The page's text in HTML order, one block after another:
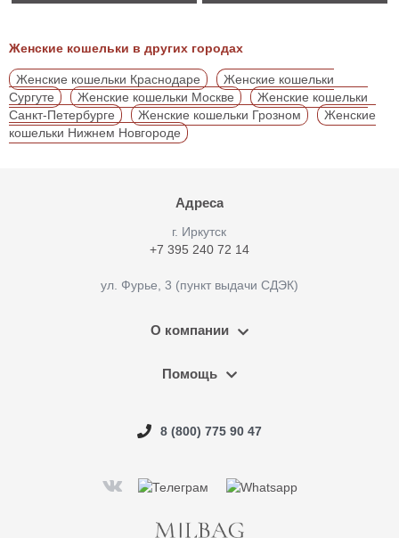
Женские кошельки в других городах
Женские кошельки Краснодаре
Женские кошельки
Сургуте
Женские кошельки Москве
Женские кошельки
Санкт-Петербурге
Женские кошельки Грозном
Женские
кошельки Нижнем Новгороде
Адреса
г. Иркутск
+7 395 240 72 14
ул. Фурье, 3 (пункт выдачи СДЭК)
О компании
Помощь
8 (800) 775 90 47